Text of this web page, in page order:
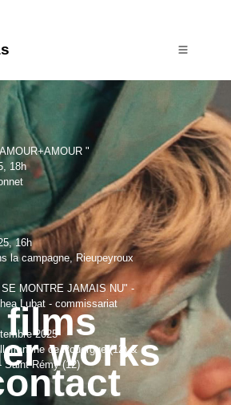
"
18h
16h
la campagne, Rieupeyroux
MONTRE JAMAIS NU" -
Lubat - commissariat
2025
de Rouergue (12) &
Saint Rémy (12)
films
works